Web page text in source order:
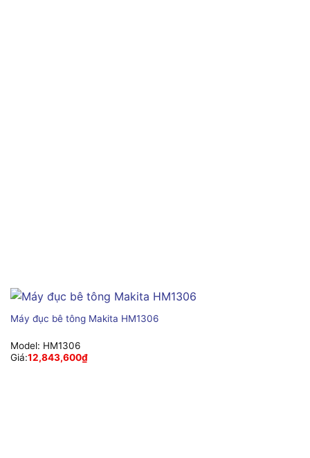
Máy đục bê tông Makita HM1306
Model: HM1306
Giá:12,843,600₫